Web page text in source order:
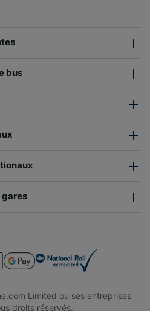
bus
gares
Limited ou ses entreprises
droits réservés.